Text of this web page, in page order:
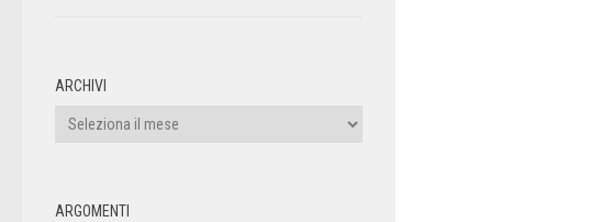
ARCHIVI
ARGOMENTI